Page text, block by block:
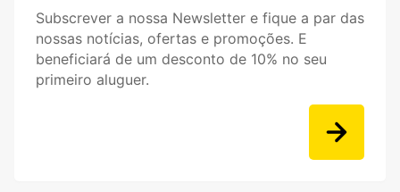
Subscrever a nossa Newsletter e fique a par das
nossas notícias, ofertas e promoções. E
beneficiará de um desconto de 10% no seu
primeiro aluguer.